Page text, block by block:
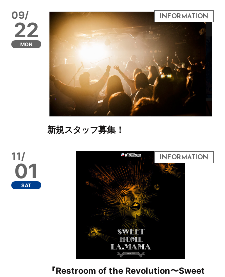
09/
22
MON
新規スタッフ募集！
11/
01
SAT
『Restroom of the Revolution〜Sweet